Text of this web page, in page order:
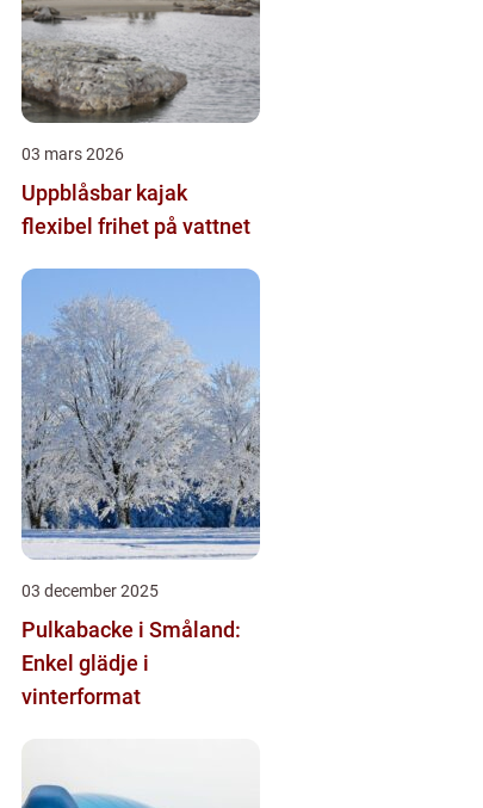
03 mars 2026
Uppblåsbar kajak
flexibel frihet på vattnet
03 december 2025
Pulkabacke i Småland:
Enkel glädje i
vinterformat